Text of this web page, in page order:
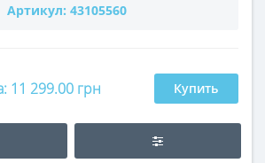
Артикул: 43105560
11 299.00 грн Купить